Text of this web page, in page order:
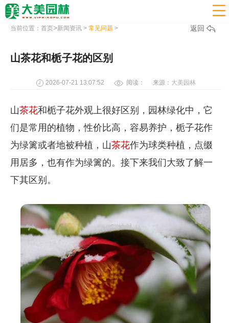

当前位置： 首页>新闻资讯> 常见问题 > 返回
山茶花和栀子花的区别
2026-07-21 13:07:52 阅读： 来源： 大美园林
山茶花和栀子花外观上很好区别，园林绿化中，它
们是常用的植物，性价比高，容易养护，栀子花作
为绿篱或者地被种植，山茶花作为球类种植，点缀
用居多，也有作为绿篱的。接下来我们大致了解一
下其区别。